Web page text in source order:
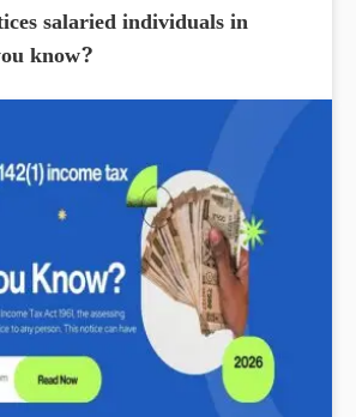
salaried individuals in
know?